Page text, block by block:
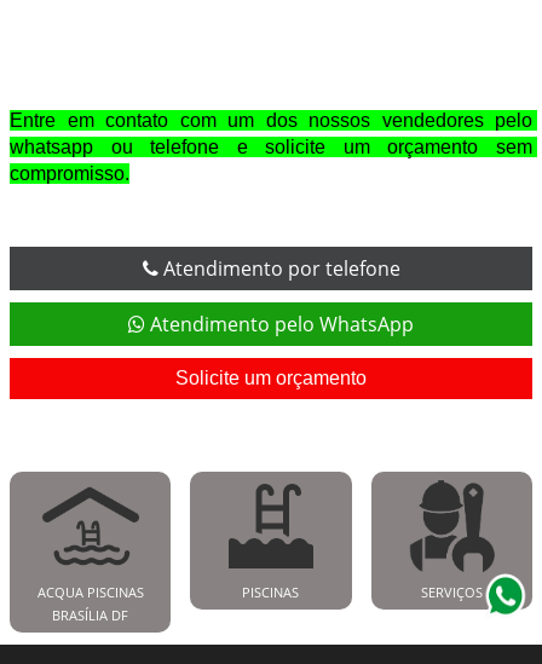
Entre em contato com um dos nossos vendedores pelo
whatsapp ou telefone e solicite um orçamento sem
compromisso.
Atendimento por telefone
Atendimento pelo WhatsApp
Solicite um orçamento
ACQUA PISCINAS
BRASÍLIA DF
PISCINAS SERVIÇOS